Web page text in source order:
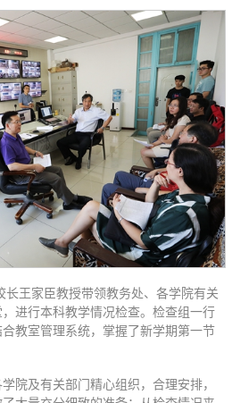
长王家臣教授带领教务处、各学院有关
进行本科教学情况检查。检查组一行
教室管理系统，掌握了新学期第一节
院及有关部门精心组织，合理安排，